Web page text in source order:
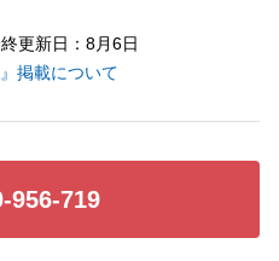
更新日：8月6日
掲載について
956-719